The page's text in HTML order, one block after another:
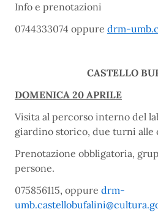
Info e prenotazioni
0744333074 oppure drm-
CASTELLO
DOMENICA 20 APRILE
Visita al percorso interno del
giardino storico, due turni alle
Prenotazione obbligatoria,
persone.
075856115, oppure drm-